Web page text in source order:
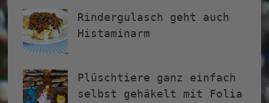
Rindergulasch geht auch
Histaminarm
Plüschtiere ganz einfach
selbst gehäkelt mit Folia